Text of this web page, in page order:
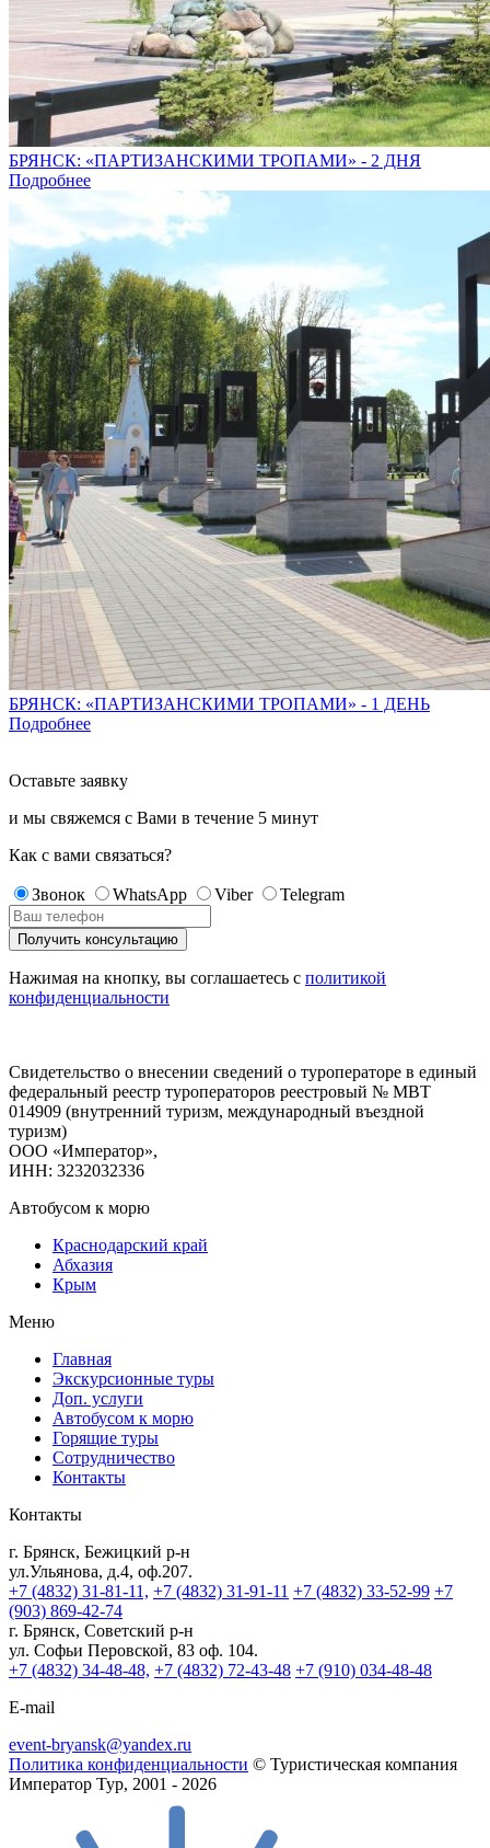
БРЯНСК: «ПАРТИЗАНСКИМИ ТРОПАМИ» - 2 ДНЯ
Подробнее
БРЯНСК: «ПАРТИЗАНСКИМИ ТРОПАМИ» - 1 ДЕНЬ
Подробнее
Оставьте заявку
и мы свяжемся с Вами в течение 5 минут
Как с вами связаться?
Звонок WhatsApp Viber Telegram
Нажимая на кнопку, вы соглашаетесь с политикой
конфиденциальности
Свидетельство о внесении сведений о туроператоре в единый
федеральный реестр туроператоров реестровый № МВТ
014909 (внутренний туризм, международный въездной
туризм)
ООО «Император»,
ИНН: 3232032336
Автобусом к морю
Краснодарский край
Абхазия
Крым
Меню
Главная
Экскурсионные туры
Доп. услуги
Автобусом к морю
Горящие туры
Сотрудничество
Контакты
Контакты
г. Брянск, Бежицкий р-н
ул.Ульянова, д.4, оф.207.
+7 (4832) 31-81-11, +7 (4832) 31-91-11 +7 (4832) 33-52-99 +7
(903) 869-42-74
г. Брянск, Советский р-н
ул. Софьи Перовской, 83 оф. 104.
+7 (4832) 34-48-48, +7 (4832) 72-43-48 +7 (910) 034-48-48
E-mail
event-bryansk@yandex.ru
Политика конфиденциальности © Туристическая компания
Император Тур, 2001 - 2026